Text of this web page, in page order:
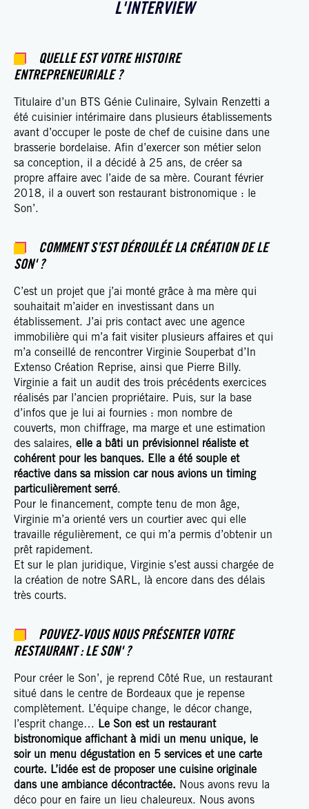
L'INTERVIEW
QUELLE EST VOTRE HISTOIRE
ENTREPRENEURIALE ?
Titulaire d’un BTS Génie Culinaire, Sylvain Renzetti a
été cuisinier intérimaire dans plusieurs établissements
avant d’occuper le poste de chef de cuisine dans une
brasserie bordelaise. Afin d’exercer son métier selon
sa conception, il a décidé à 25 ans, de créer sa
propre affaire avec l’aide de sa mère. Courant février
2018, il a ouvert son restaurant bistronomique : le
Son’.
COMMENT S’EST DÉROULÉE LA CRÉATION DE LE
SON' ?
C’est un projet que j’ai monté grâce à ma mère qui
souhaitait m’aider en investissant dans un
établissement. J’ai pris contact avec une agence
immobilière qui m’a fait visiter plusieurs affaires et qui
m’a conseillé de rencontrer Virginie Souperbat d’In
Extenso Création Reprise, ainsi que Pierre Billy.
Virginie a fait un audit des trois précédents exercices
réalisés par l’ancien propriétaire. Puis, sur la base
d’infos que je lui ai fournies : mon nombre de
couverts, mon chiffrage, ma marge et une estimation
des salaires, elle a bâti un prévisionnel réaliste et
cohérent pour les banques. Elle a été souple et
réactive dans sa mission car nous avions un timing
particulièrement serré.
Pour le financement, compte tenu de mon âge,
Virginie m’a orienté vers un courtier avec qui elle
travaille régulièrement, ce qui m’a permis d’obtenir un
prêt rapidement.
Et sur le plan juridique, Virginie s’est aussi chargée de
la création de notre SARL, là encore dans des délais
très courts.
POUVEZ-VOUS NOUS PRÉSENTER VOTRE
RESTAURANT : LE SON' ?
Pour créer le Son’, je reprend Côté Rue, un restaurant
situé dans le centre de Bordeaux que je repense
complètement. L’équipe change, le décor change,
l’esprit change… Le Son est un restaurant
bistronomique affichant à midi un menu unique, le
soir un menu dégustation en 5 services et une carte
courte. L’idée est de proposer une cuisine originale
dans une ambiance décontractée. Nous avons revu la
déco pour en faire un lieu chaleureux. Nous avons